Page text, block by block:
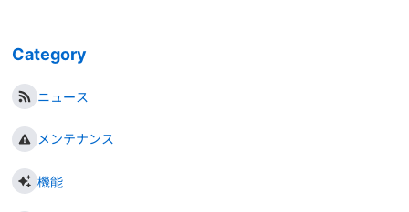
Category
ニュース
メンテナンス
機能